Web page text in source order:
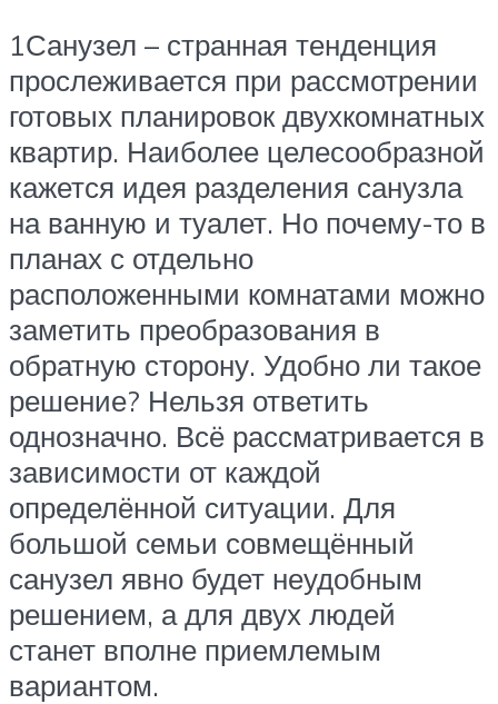
1Санузел – странная тенденция
прослеживается при рассмотрении
готовых планировок двухкомнатных
квартир. Наиболее целесообразной
кажется идея разделения санузла
на ванную и туалет. Но почему-то в
планах с отдельно
расположенными комнатами можно
заметить преобразования в
обратную сторону. Удобно ли такое
решение? Нельзя ответить
однозначно. Всё рассматривается в
зависимости от каждой
определённой ситуации. Для
большой семьи совмещённый
санузел явно будет неудобным
решением, а для двух людей
станет вполне приемлемым
вариантом.